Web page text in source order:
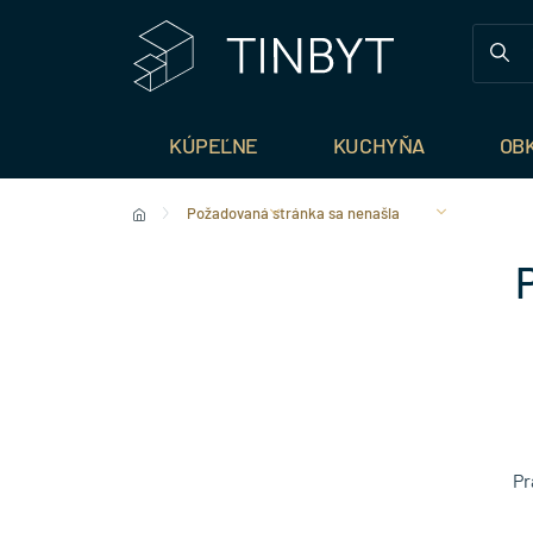
KÚPEĽNE KUCHYŇA
Požadovaná stránka sa nenašla